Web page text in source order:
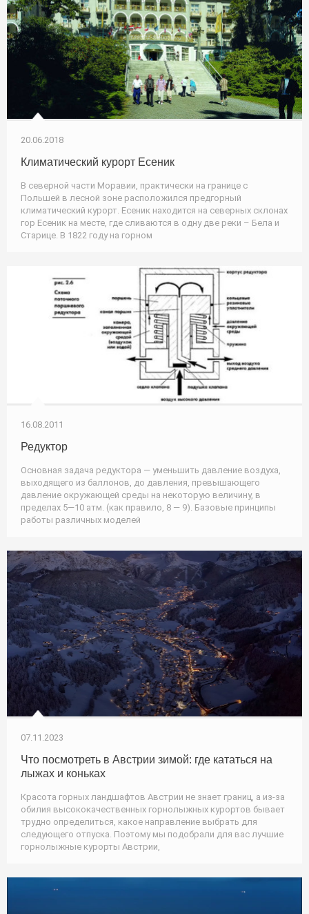
20.06.2018
Климатический курорт Есеник
В северной части Моравии, практически на границе с
Польшей в лесной зоне расположился предгорный
климатический курорт. Есеник находится на северных склонах
гор Есеник на месте, где сливаются в одну две реки – Бела и
Старице. В 1822 году на горном
16.08.2011
Редуктор
Основная задача редуктора — уменьшить давление воздуха,
выходящего из баллонов, до давления, превышающего
давление окружающей среды на некоторую величину, в
пределах 5—10 атм. (как правило, 8 — 9). Базовые принципы
работы различных моделей
07.11.2023
Что посмотреть в Австрии зимой: где кататься на
лыжах и коньках
Красота горных ландшафтов Австрии не знает границ, а из-за
обилия высококачественных горнолыжных курортов бывает
трудно определиться, какое направление выбрать для
следующего отпуска. Поэтому мы подобрали для вас лучшие
горнолыжные курорты Австрии,